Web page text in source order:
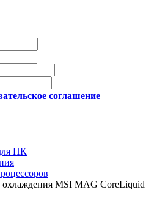
соглашение
ПК
охлаждения MSI MAG CoreLiquid